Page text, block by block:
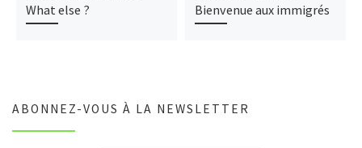
What else ? Bienvenue aux immigrés
ABONNEZ-VOUS À LA NEWSLETTER